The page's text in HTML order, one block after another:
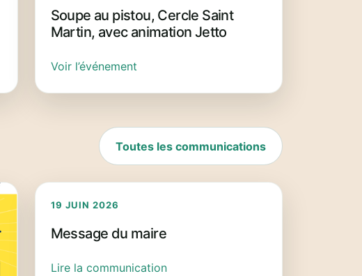
Soupe au pistou, Cercle Saint
Martin, avec animation Jetto
Voir l’événement
Toutes les communications
19 JUIN 2026
Message du maire
Lire la communication